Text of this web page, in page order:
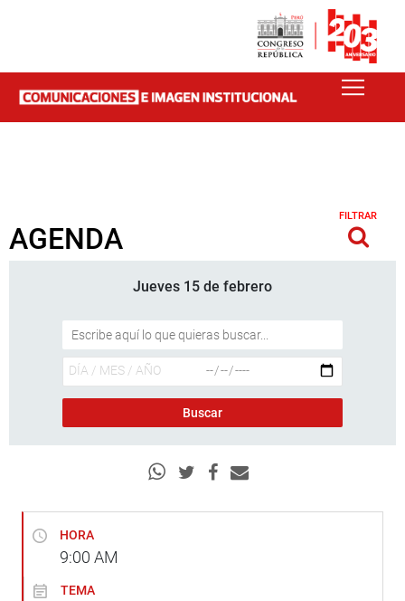
AGENDA
FILTRAR
Jueves 15 de febrero
HORA
9:00 AM
TEMA